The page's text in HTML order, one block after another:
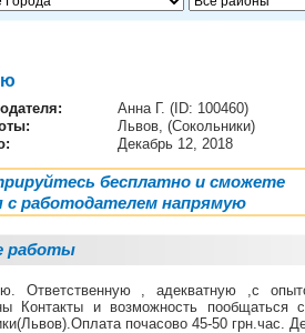
:
Анна Г. (ID: 100460)
Львов, (Сокольники)
Декабрь 12, 2018
бесплатно и сможете
с работодателем напрямую
работы
Ответственную , адекватную ,с
Контакты и возможность
почасово 45-50 грн.час.